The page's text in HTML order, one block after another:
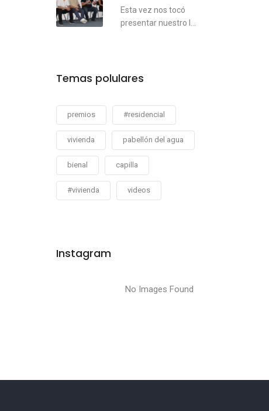
Esta vez nos tocó
presentar nuestro l...
Temas polulares
premios #residencial
vivienda pabellón del agua
bienal capilla
#vivienda videos
Instagram
No Images Found